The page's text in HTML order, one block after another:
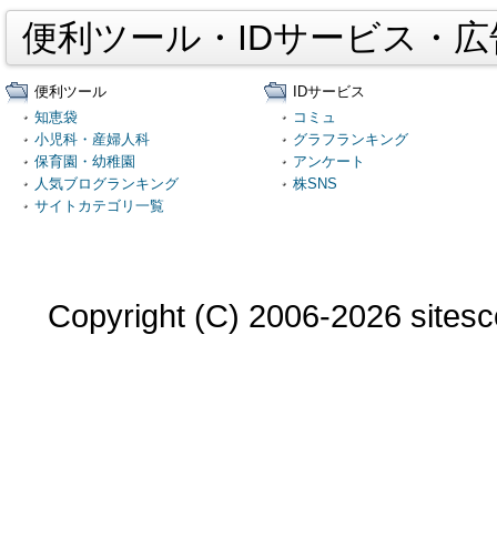
便利ツール・IDサービス・
便利ツール
知恵袋
小児科・産婦人科
保育園・幼稚園
人気ブログランキング
サイトカテゴリ一覧
IDサービス
コミュ
グラフランキング
アンケート
株SNS
Copyright (C) 2006-2026